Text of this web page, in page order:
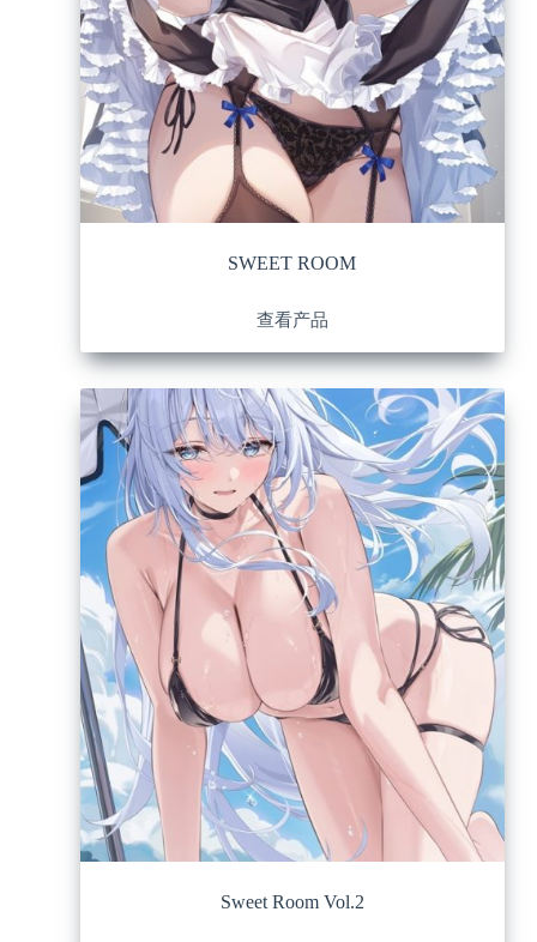
SWEET ROOM
查看产品
Sweet Room Vol.2